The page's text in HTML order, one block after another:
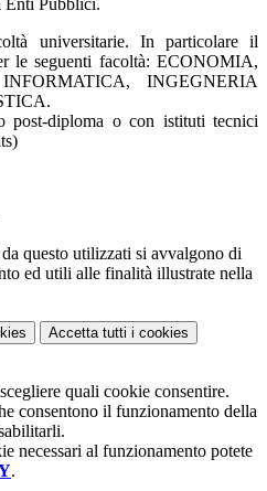
Enti Pubblici.
universitarie. In particolare il
le seguenti facoltà: ECONOMIA,
INGEGNERIA
post-diploma o con istituti tecnici
questo utilizzati si avvalgono di
ed utili alle finalità illustrate nella
Accetta tutti i cookies
quali cookie consentire.
consentono il funzionamento della
necessari al funzionamento potete
.